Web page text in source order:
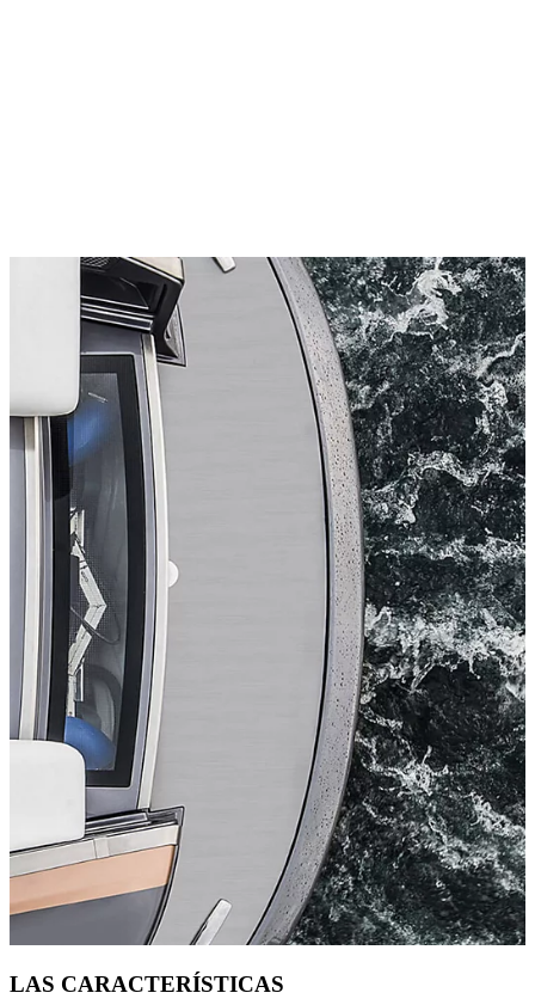
LAS CARACTERÍSTICAS